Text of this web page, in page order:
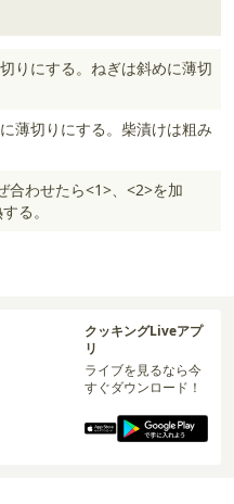
りにする。ねぎは斜めに薄切
薄切りにする。柴漬けは粗み
合わせたら<1>、<2>を加
る。
クッキングLiveアプ
リ
ライブを見るなら今
すぐダウンロード！